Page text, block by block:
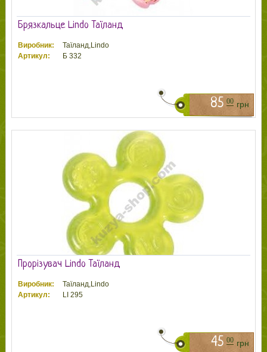
Брязкальце Lindo Таїланд
Виробник:
Таїланд,Lindo
Артикул:
Б 332
85 00 грн
Прорізувач Lindo Таїланд
Виробник:
Таїланд,Lindo
Артикул:
LI 295
45 00 грн